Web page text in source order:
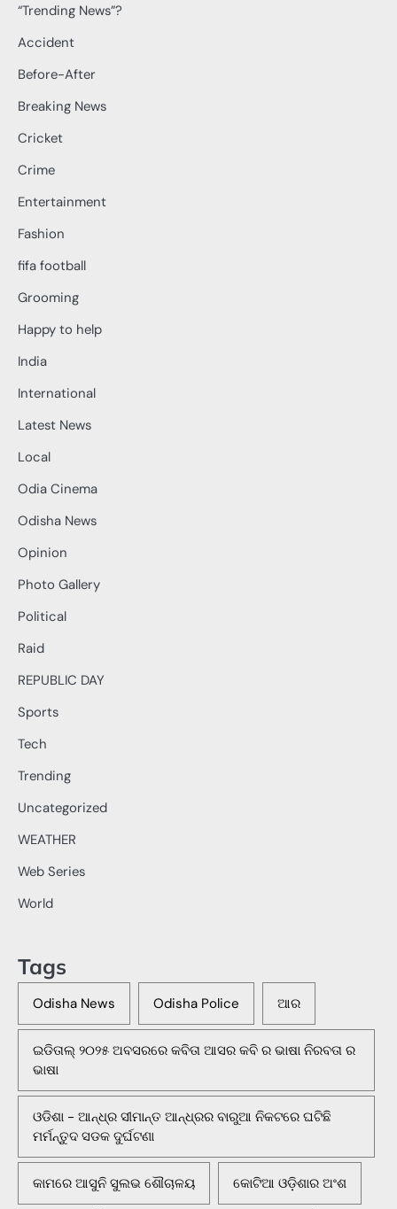
“Trending News”?
Accident
Before-After
Breaking News
Cricket
Crime
Entertainment
Fashion
fifa football
Grooming
Happy to help
India
International
Latest News
Local
Odia Cinema
Odisha News
Opinion
Photo Gallery
Political
Raid
REPUBLIC DAY
Sports
Tech
Trending
Uncategorized
WEATHER
Web Series
World
Tags
Odisha News Odisha Police ଆର
ଇଡିତାଲ୍ ୨୦୨୫ ଅବସରରେ କବିତା ଆସର କବି ର ଭାଷା ନିରବତା ର
ଭାଷା
ଓଡିଶା - ଆନ୍ଧ୍ର ସୀମାନ୍ତ ଆନ୍ଧ୍ରର ବାରୁଆ ନିକଟରେ ଘଟିଛି
ମର୍ମନ୍ତୁଦ ସଡକ ଦୁର୍ଘଟଣା
କାମରେ ଆସୁନି ସୁଲଭ ଶୌଚାଳୟ କୋଟିଆ ଓଡ଼ିଶାର ଅଂଶ